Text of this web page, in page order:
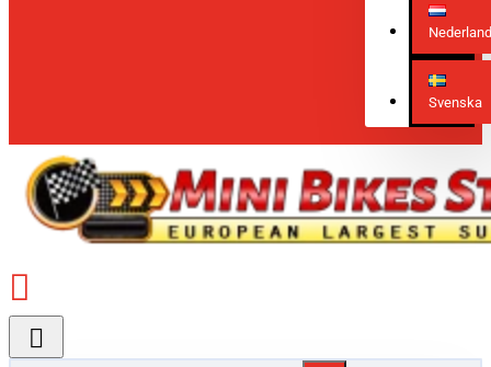
Svenska